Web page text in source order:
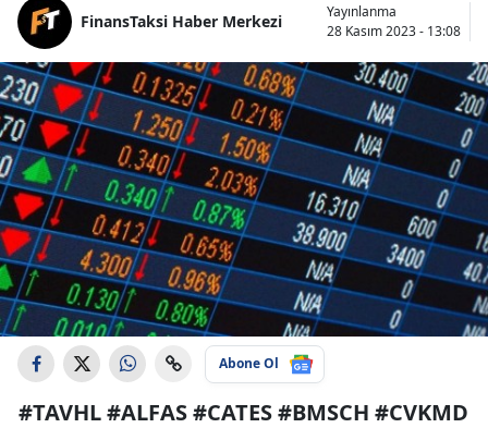
FinansTaksi Haber Merkezi
Yayınlanma
28 Kasım 2023 - 13:08
Abone Ol
#TAVHL #ALFAS #CATES #BMSCH #CVKMD